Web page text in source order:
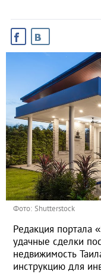
Фото: Shutterstock
Редакция портала
удачные сделки
недвижимость
инструкцию для